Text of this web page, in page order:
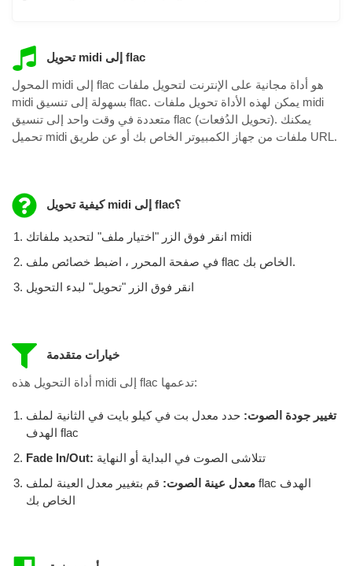
تحويل midi إلى flac
المحول midi إلى flac هو أداة مجانية على الإنترنت لتحويل ملفات
midi بسهولة إلى تنسيق flac. يمكن لهذه الأداة تحويل ملفات midi
متعددة في وقت واحد إلى تنسيق flac (تحويل الدُفعات). يمكنك
تحميل midi ملفات من جهاز الكمبيوتر الخاص بك أو عن طريق URL.
كيفية تحويل midi إلى flac؟
انقر فوق الزر "اختيار ملف" لتحديد ملفاتك midi
في صفحة المحرر ، اضبط خصائص ملف flac الخاص بك.
انقر فوق الزر "تحويل" لبدء التحويل
خيارات متقدمة
أداة التحويل هذه midi إلى flac تدعمها:
تغيير جودة الصوت: حدد معدل بت في كيلو بايت في الثانية لملف
الهدف flac
Fade In/Out: تتلاشى الصوت في البداية أو النهاية
معدل عينة الصوت: قم بتغيير معدل العينة لملف flac الهدف
الخاص بك